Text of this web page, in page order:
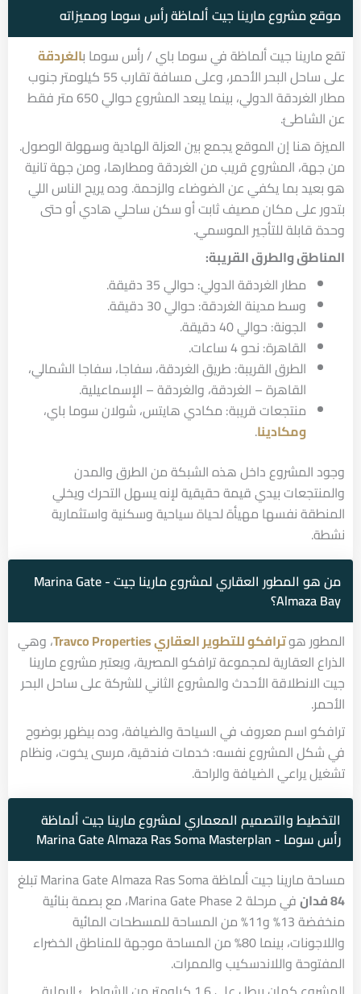
موقع مشروع مارينا جيت ألماظة رأس سوما ومميزاته
تقع مارينا جيت ألماظة في سوما باي / رأس سوما بالغردقة
على ساحل البحر الأحمر، وعلى مسافة تقارب 55 كيلومتر جنوب
مطار الغردقة الدولي، بينما يبعد المشروع حوالي 650 متر فقط
عن الشاطئ.
الميزة هنا إن الموقع يجمع بين العزلة الهادية وسهولة الوصول.
من جهة، المشروع قريب من الغردقة ومطارها، ومن جهة تانية
هو بعيد بما يكفي عن الضوضاء والزحمة. وده يريح الناس اللي
بتدور على مكان مصيف ثابت أو سكن ساحلي هادي أو حتى
وحدة قابلة للتأجير الموسمي.
المناطق والطرق القريبة:
مطار الغردقة الدولي: حوالي 35 دقيقة.
وسط مدينة الغردقة: حوالي 30 دقيقة.
الجونة: حوالي 40 دقيقة.
القاهرة: نحو 4 ساعات.
الطرق القريبة: طريق الغردقة، سفاجا، سفاجا الشمالي،
القاهرة – الغردقة، والغردقة – الإسماعيلية.
منتجعات قريبة: مكادي هايتس، شولان سوما باي،
ومكادينا.
وجود المشروع داخل هذه الشبكة من الطرق والمدن
والمنتجعات بيدي قيمة حقيقية لإنه يسهل التحرك ويخلي
المنطقة نفسها مهيأة لحياة سياحية وسكنية واستثمارية
نشطة.
من هو المطور العقاري لمشروع مارينا جيت - Marina Gate
Almaza Bay؟
المطور هوترافكو للتطوير العقاري Travco Properties
، وهي
الذراع العقارية لمجموعة ترافكو المصرية، ويعتبر مشروع مارينا
جيت الانطلاقة الأحدث والمشروع الثاني للشركة على ساحل البحر
الأحمر.
ترافكو اسم معروف في السياحة والضيافة، وده بيظهر بوضوح
في شكل المشروع نفسه: خدمات فندقية، مرسى يخوت، ونظام
تشغيل يراعي الضيافة والراحة.
التخطيط والتصميم المعماري لمشروع مارينا جيت ألماظة
رأس سوما - Marina Gate Almaza Ras Soma Masterplan
مساحة مارينا جيت ألماظة Marina Gate Almaza Ras Soma تبلغ
84 فدان
في مرحلة Marina Gate Phase 2، مع بصمة بنائية
منخفضة 13% و11% من المساحة للمسطحات المائية
واللاجونات، بينما 80% من المساحة موجهة للمناطق الخضراء
المفتوحة واللاندسكيب والممرات.